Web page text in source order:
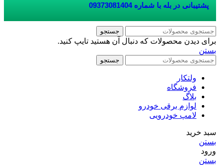
پشتیبانی در بله با شماره 09373081404
جستجو
برای دیدن محصولات که دنبال آن هستید تایپ کنید.
بستن
جستجو
ولتکار
فروشگاه
بلاگ
لوازم برقی خودرو
لامپ خودرویی
سبد خرید
بستن
ورود
بستن